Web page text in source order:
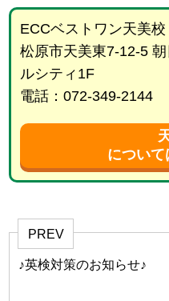
ECCベストワン天美校
松原市天美東7-12-5
ルシティ1F
電話：072-349-2144
について
PREV
♪英検対策のお知らせ♪